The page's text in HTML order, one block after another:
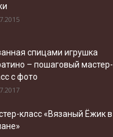
спицами игрушка
– пошаговый мастер-
с фото
класс «Вязаный Ёжик в